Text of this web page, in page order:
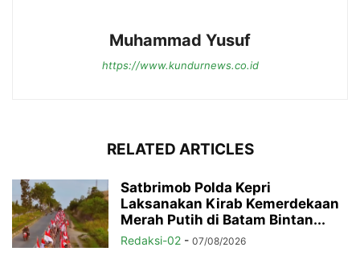
Muhammad Yusuf
https://www.kundurnews.co.id
RELATED ARTICLES
Satbrimob Polda Kepri
Laksanakan Kirab Kemerdekaan
Merah Putih di Batam Bintan...
Redaksi-02 - 07/08/2026